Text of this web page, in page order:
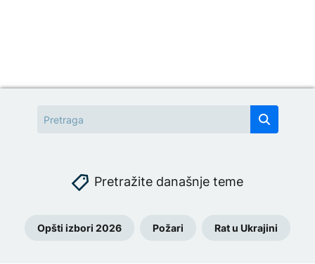
Pretražite današnje teme
Opšti izbori 2026 Požari Rat u Ukrajini